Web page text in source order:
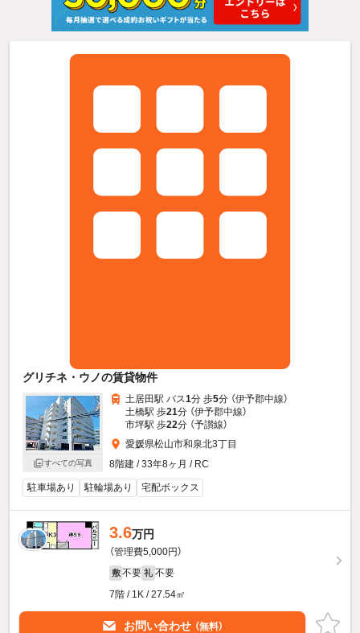
グリチネ・ウノの賃貸物件
すべての写真
土居田駅 バス1分 歩5分 （伊予郡中線）
土橋駅 歩21分 （伊予郡中線）
市坪駅 歩22分 （予讃線）
愛媛県松山市和泉北3丁目
8階建 / 33年8ヶ月 / RC
駐車場あり 駐輪場あり 宅配ボックス
3.6万円
（管理費5,000円）
敷 不要 礼 不要
7階 / 1K / 27.54㎡
お問い合わせ （無料）